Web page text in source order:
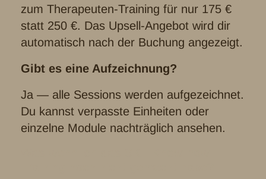
zum Therapeuten-Training für nur 175 €
statt 250 €. Das Upsell-Angebot wird dir
automatisch nach der Buchung angezeigt.
Gibt es eine Aufzeichnung?
Ja — alle Sessions werden aufgezeichnet.
Du kannst verpasste Einheiten oder
einzelne Module nachträglich ansehen.